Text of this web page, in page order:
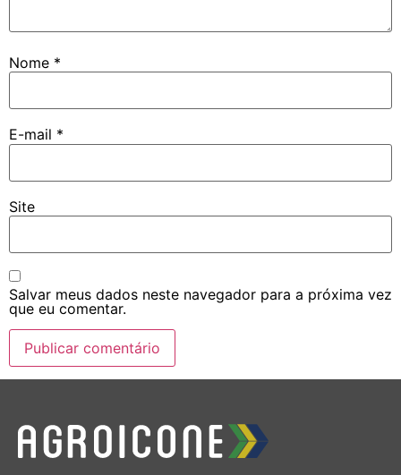
Nome *
E-mail *
Site
Salvar meus dados neste navegador para a próxima vez
que eu comentar.